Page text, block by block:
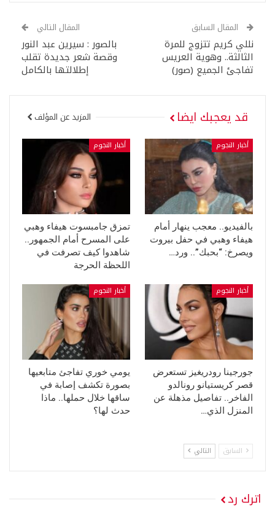
المقال السابق
نللي كريم تتزوج للمرة
الثالثة.. وهوية العريس
تفاجئ الجميع (صور)
المقال التالي
بالصور : سيرين عبد النور
وقصة شعر جديدة تقلب
إطلالتها بالكامل
قد يعجبك ايضا المزيد عن المؤلف
أخبار النجوم
بالفيديو.. معجب ينهار أمام
هيفاء وهبي في حفل بيروت
ويصرخ: “بحبك”.. ورد…
أخبار النجوم
تمزق جامبسوت هيفاء وهبي
على المسرح أمام الجمهور..
شاهدوا كيف تصرفت في
اللحظة الحرجة
أخبار النجوم
جورجينا رودريغيز تستعرض
قصر كريستيانو رونالدو
الفاخر.. تفاصيل مذهلة عن
المنزل الذي…
أخبار النجوم
يومي خوري تفاجئ متابعيها
بصورة تكشف إصابة في
ساقها خلال حملها.. ماذا
حدث لها؟
السابق التالي
اترك رد